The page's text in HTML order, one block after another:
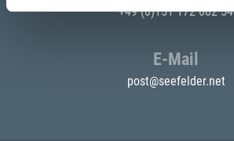
+49 (0)151 172 082 54
E-Mail
post@seefelder.net